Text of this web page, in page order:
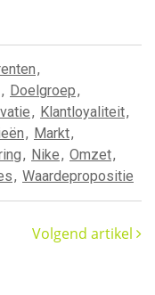
,
, Doelgroep,
, Klantloyaliteit,
, Markt,
, Nike, Omzet,
, Waardepropositie
Volgend artikel